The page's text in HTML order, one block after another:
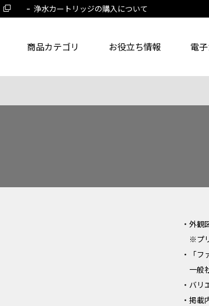
商品カテゴリ お役立ち情報 電
浄水カートリッジの購入について
・外観
※プ
・「
一般
・バ
・掲